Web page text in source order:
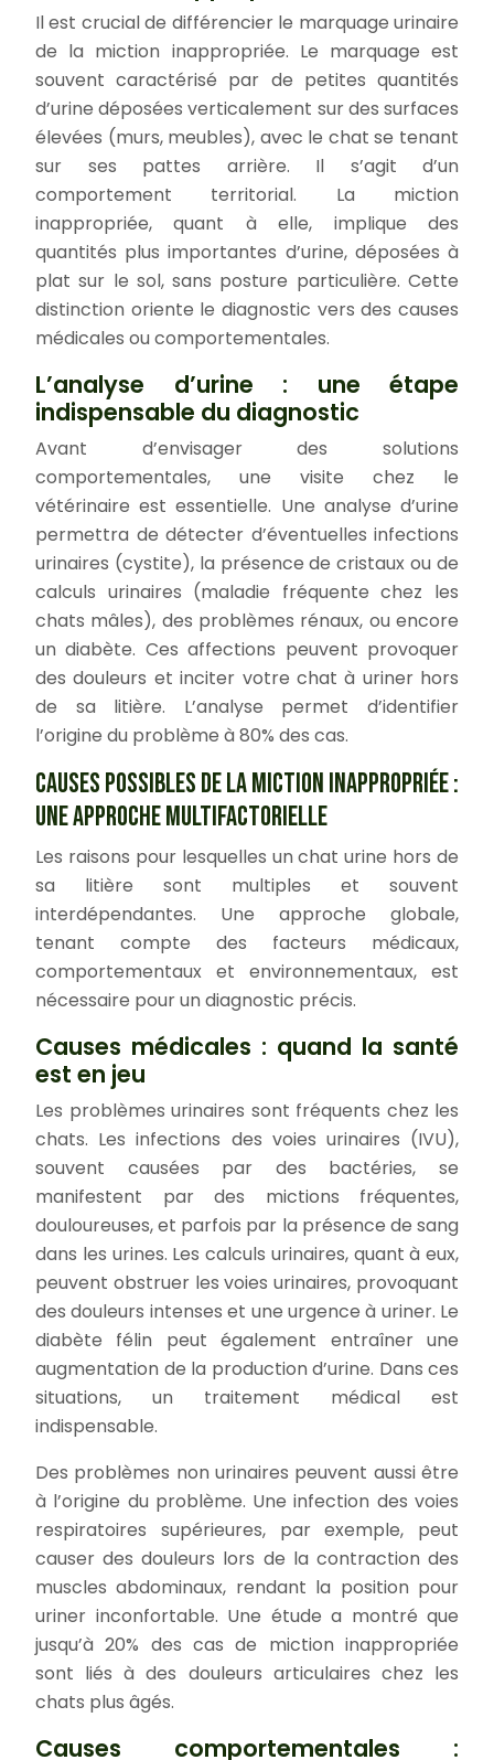
Il est crucial de différencier le marquage urinaire
de la miction inappropriée. Le marquage est
souvent caractérisé par de petites quantités
d’urine déposées verticalement sur des surfaces
élevées (murs, meubles), avec le chat se tenant
sur ses pattes arrière. Il s’agit d’un
comportement territorial. La miction
inappropriée, quant à elle, implique des
quantités plus importantes d’urine, déposées à
plat sur le sol, sans posture particulière. Cette
distinction oriente le diagnostic vers des causes
médicales ou comportementales.
L’analyse d’urine : une étape
indispensable du diagnostic
Avant d’envisager des solutions
comportementales, une visite chez le
vétérinaire est essentielle. Une analyse d’urine
permettra de détecter d’éventuelles infections
urinaires (cystite), la présence de cristaux ou de
calculs urinaires (maladie fréquente chez les
chats mâles), des problèmes rénaux, ou encore
un diabète. Ces affections peuvent provoquer
des douleurs et inciter votre chat à uriner hors
de sa litière. L’analyse permet d’identifier
l’origine du problème à 80% des cas.
CAUSES POSSIBLES DE LA MICTION INAPPROPRIÉE :
UNE APPROCHE MULTIFACTORIELLE
Les raisons pour lesquelles un chat urine hors de
sa litière sont multiples et souvent
interdépendantes. Une approche globale,
tenant compte des facteurs médicaux,
comportementaux et environnementaux, est
nécessaire pour un diagnostic précis.
Causes médicales : quand la santé
est en jeu
Les problèmes urinaires sont fréquents chez les
chats. Les infections des voies urinaires (IVU),
souvent causées par des bactéries, se
manifestent par des mictions fréquentes,
douloureuses, et parfois par la présence de sang
dans les urines. Les calculs urinaires, quant à eux,
peuvent obstruer les voies urinaires, provoquant
des douleurs intenses et une urgence à uriner. Le
diabète félin peut également entraîner une
augmentation de la production d’urine. Dans ces
situations, un traitement médical est
indispensable.
Des problèmes non urinaires peuvent aussi être
à l’origine du problème. Une infection des voies
respiratoires supérieures, par exemple, peut
causer des douleurs lors de la contraction des
muscles abdominaux, rendant la position pour
uriner inconfortable. Une étude a montré que
jusqu’à 20% des cas de miction inappropriée
sont liés à des douleurs articulaires chez les
chats plus âgés.
Causes comportementales :